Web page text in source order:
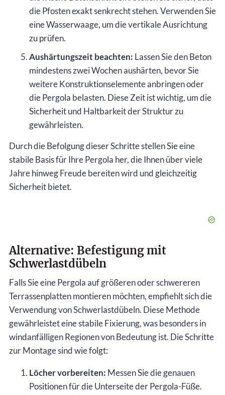
die Pfosten exakt senkrecht stehen. Verwenden Sie
eine Wasserwaage, um die vertikale Ausrichtung
zu prüfen.
Aushärtungszeit beachten: Lassen Sie den Beton
mindestens zwei Wochen aushärten, bevor Sie
weitere Konstruktionselemente anbringen oder
die Pergola belasten. Diese Zeit ist wichtig, um die
Sicherheit und Haltbarkeit der Struktur zu
gewährleisten.
Durch die Befolgung dieser Schritte stellen Sie eine
stabile Basis für Ihre Pergola her, die Ihnen über viele
Jahre hinweg Freude bereiten wird und gleichzeitig
Sicherheit bietet.
Alternative: Befestigung mit
Schwerlastdübeln
Falls Sie eine Pergola auf größeren oder schwereren
Terrassenplatten montieren möchten, empfiehlt sich die
Verwendung von Schwerlastdübeln. Diese Methode
gewährleistet eine stabile Fixierung, was besonders in
windanfälligen Regionen von Bedeutung ist. Die Schritte
zur Montage sind wie folgt:
Löcher vorbereiten: Messen Sie die genauen
Positionen für die Unterseite der Pergola-Füße.